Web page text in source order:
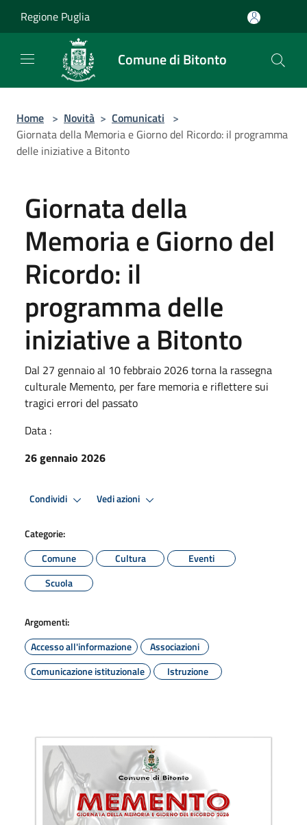
Regione Puglia
Comune di Bitonto
Home > Novità > Comunicati >
Giornata della Memoria e Giorno del Ricordo: il programma
delle iniziative a Bitonto
Giornata della
Memoria e Giorno del
Ricordo: il
programma delle
iniziative a Bitonto
Dal 27 gennaio al 10 febbraio 2026 torna la rassegna
culturale Memento, per fare memoria e riflettere sui
tragici errori del passato
Data :
26 gennaio 2026
Condividi Vedi azioni
Categorie:
Comune
Cultura
Eventi
Scuola
Argomenti:
Accesso all'informazione
Associazioni
Comunicazione istituzionale
Istruzione